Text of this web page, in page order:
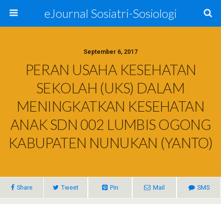
eJournal Sosiatri-Sosiologi
September 6, 2017
PERAN USAHA KESEHATAN
SEKOLAH (UKS) DALAM
MENINGKATKAN KESEHATAN
ANAK SDN 002 LUMBIS OGONG
KABUPATEN NUNUKAN (YANTO)
Share Tweet Pin Mail SMS